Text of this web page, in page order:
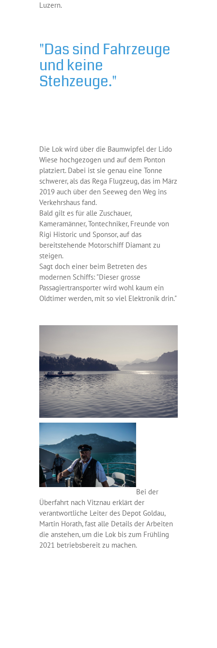
Luzern.
"Das sind Fahrzeuge
und keine
Stehzeuge."
Die Lok wird über die Baumwipfel der Lido
Wiese hochgezogen und auf dem Ponton
platziert. Dabei ist sie genau eine Tonne
schwerer, als das Rega Flugzeug, das im März
2019 auch über den Seeweg den Weg ins
Verkehrshaus fand.
Bald gilt es für alle Zuschauer,
Kameramänner, Tontechniker, Freunde von
Rigi Historic und Sponsor, auf das
bereitstehende Motorschiff Diamant zu
steigen.
Sagt doch einer beim Betreten des
modernen Schiffs: "Dieser grosse
Passagiertransporter wird wohl kaum ein
Oldtimer werden, mit so viel Elektronik drin."
Bei der
Überfahrt nach Vitznau erklärt der
verantwortliche Leiter des Depot Goldau,
Martin Horath, fast alle Details der Arbeiten
die anstehen, um die Lok bis zum Frühling
2021 betriebsbereit zu machen.